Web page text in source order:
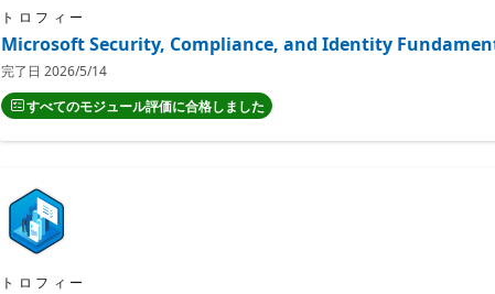
トロフィー
Microsoft Security, Compliance, and Identity
完了日 2026/5/14
すべてのモジュール評価に合格しました
トロフィー